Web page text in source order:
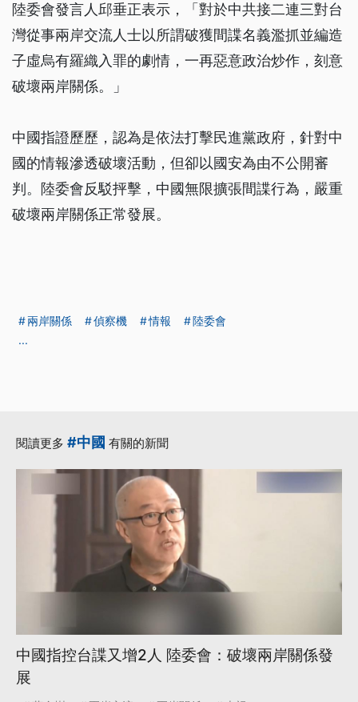
陸委會發言人邱垂正表示，「對於中共接二連三對台
灣從事兩岸交流人士以所謂破獲間諜名義濫抓並編造
子虛烏有羅織入罪的劇情，一再惡意政治炒作，刻意
破壞兩岸關係。」
中國指證歷歷，認為是依法打擊民進黨政府，針對中
國的情報滲透破壞活動，但卻以國安為由不公開審
判。陸委會反駁抨擊，中國無限擴張間諜行為，嚴重
破壞兩岸關係正常發展。
兩岸關係 偵察機 情報
陸委會
...
閱讀更多 #中國 有關的新聞
中國指控台諜又增2人 陸委會：破壞兩岸關係發
展